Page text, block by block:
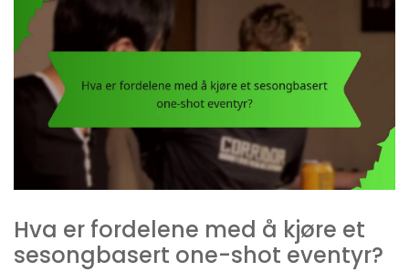
Hva er fordelene med å kjøre et
sesongbasert one-shot eventyr?